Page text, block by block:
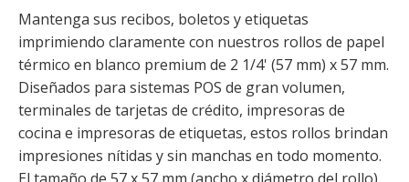
Mantenga sus recibos, boletos y etiquetas
imprimiendo claramente con nuestros rollos de papel
térmico en blanco premium de 2 1/4' (57 mm) x 57 mm.
Diseñados para sistemas POS de gran volumen,
terminales de tarjetas de crédito, impresoras de
cocina e impresoras de etiquetas, estos rollos brindan
impresiones nítidas y sin manchas en todo momento.